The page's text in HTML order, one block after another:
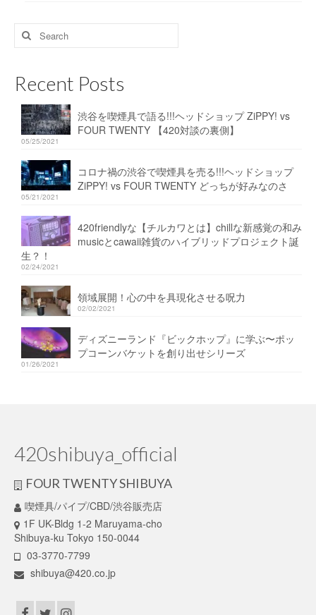
Search
for:
Recent Posts
渋谷を喫煙具で語る!!!ヘッドショップ ZiPPY! vs
FOUR TWENTY 【420対談の裏側】
05/25/2021
コロナ禍の渋谷で喫煙具を売る!!!ヘッドショップ
ZiPPY! vs FOUR TWENTY どっちが好みなのさ
05/21/2021
420friendlyな【チルカワとは】chillな新感覚の和み
musicとcawaii雑貨のハイブリッドプロジェクト誕
生？！
02/24/2021
領域展開！心の中を具現化させる呪力
02/02/2021
ディズニーランド『ビックホップ』に学ぶ〜ポッ
プコーンバケットを創り出せシリーズ
01/26/2021
420shibuya_official
FOUR TWENTY SHIBUYA
喫煙具/パイプ/CBD/渋谷販売店
1F UK-Bldg 1-2 Maruyama-cho
Shibuya-ku Tokyo 150-0044
03-3770-7799
shibuya@420.co.jp